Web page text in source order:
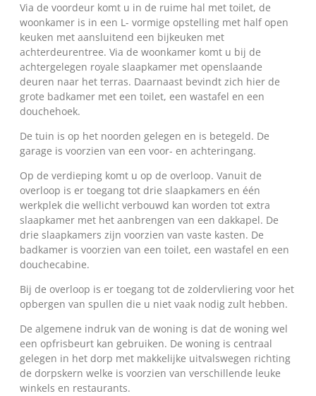
Via de voordeur komt u in de ruime hal met toilet, de
woonkamer is in een L- vormige opstelling met half open
keuken met aansluitend een bijkeuken met
achterdeurentree. Via de woonkamer komt u bij de
achtergelegen royale slaapkamer met openslaande
deuren naar het terras. Daarnaast bevindt zich hier de
grote badkamer met een toilet, een wastafel en een
douchehoek.
De tuin is op het noorden gelegen en is betegeld. De
garage is voorzien van een voor- en achteringang.
Op de verdieping komt u op de overloop. Vanuit de
overloop is er toegang tot drie slaapkamers en één
werkplek die wellicht verbouwd kan worden tot extra
slaapkamer met het aanbrengen van een dakkapel. De
drie slaapkamers zijn voorzien van vaste kasten. De
badkamer is voorzien van een toilet, een wastafel en een
douchecabine.
Bij de overloop is er toegang tot de zoldervliering voor het
opbergen van spullen die u niet vaak nodig zult hebben.
De algemene indruk van de woning is dat de woning wel
een opfrisbeurt kan gebruiken. De woning is centraal
gelegen in het dorp met makkelijke uitvalswegen richting
de dorpskern welke is voorzien van verschillende leuke
winkels en restaurants.